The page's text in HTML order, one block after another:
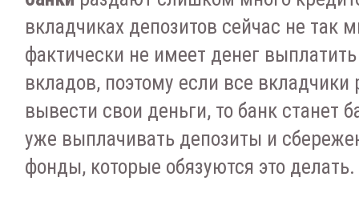
вкладчиках депозитов сейчас не так
фактически не имеет денег
вкладов, поэтому если все вкладчики
вывести свои деньги, то банк станет
уже выплачивать депозиты и
фонды, которые обязуются это делать.